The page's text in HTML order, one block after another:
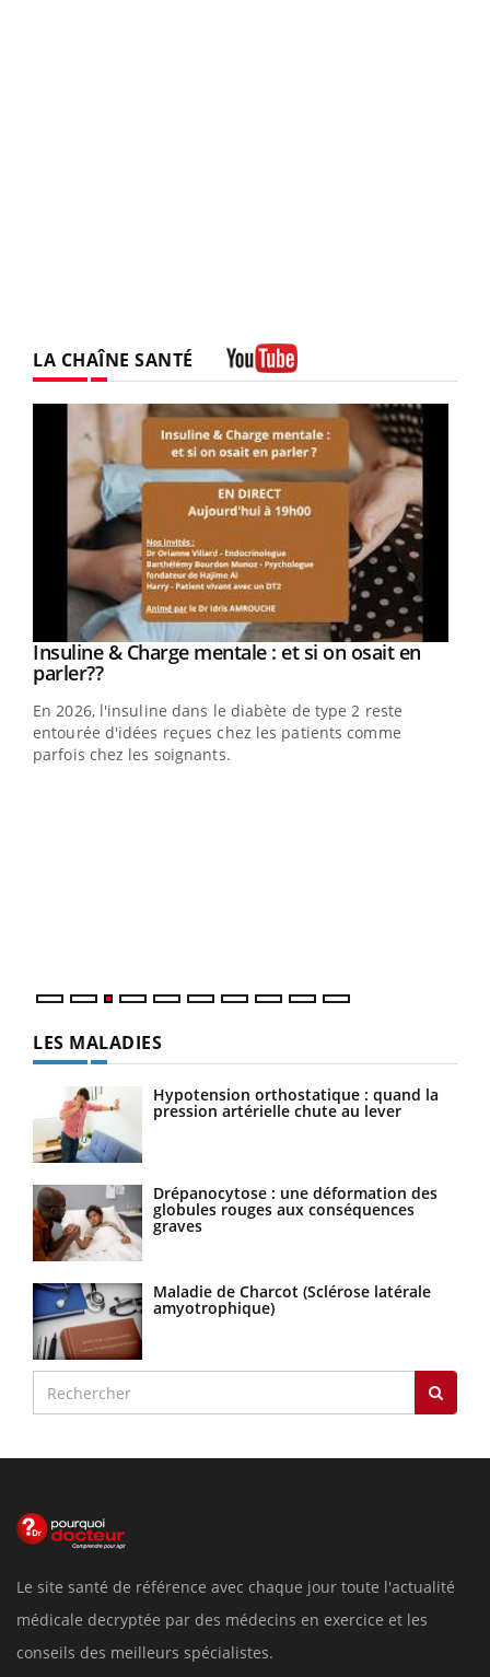
LA CHAÎNE SANTÉ
Youtube
Insuline & Charge mentale : et si on osait en
parler??Youtube
En 2026, l'insuline dans le diabète de type 2 reste
entourée d'idées reçues chez les patients comme
parfois chez les soignants.
LES MALADIES
Hypotension orthostatique : quand la
pression artérielle chute au lever
Drépanocytose : une déformation des
globules rouges aux conséquences
graves
Maladie de Charcot (Sclérose latérale
amyotrophique)
Le site santé de référence avec chaque jour toute l'actualité
médicale decryptée par des médecins en exercice et les
conseils des meilleurs spécialistes.